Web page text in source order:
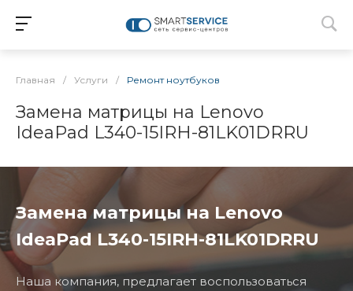
Главная / Услуги / Ремонт ноутбуков
Замена матрицы на Lenovo
IdeaPad L340-15IRH-81LK01DRRU
Замена матрицы на Lenovo
IdeaPad L340-15IRH-81LK01DRRU
Наша компания, предлагает воспользоваться